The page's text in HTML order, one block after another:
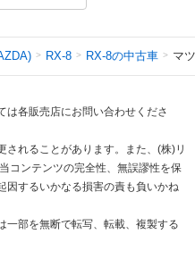
RX-8 RX-8の中古車 マ
各販売店にお問い合わせくださ
れることがあります。また、(株)リ
コンテンツの完全性、無誤謬性を保
因するいかなる損害の責も負いかね
部を無断で転写、転載、複製する